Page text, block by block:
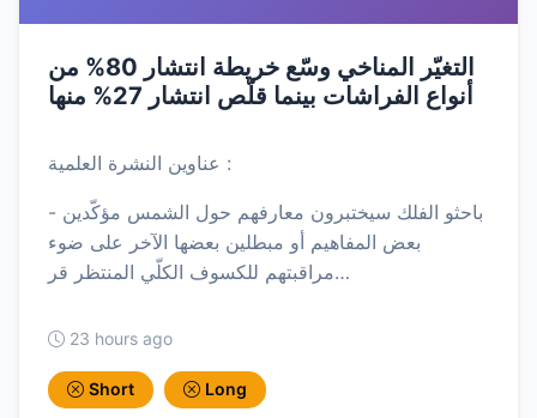
التغيّر المناخي وسّع خريطة انتشار 80% من
أنواع الفراشات بينما قلّص انتشار 27% منها
عناوين النشرة العلمية :
- باحثو الفلك سيختبرون معارفهم حول الشمس مؤكّدين
بعض المفاهيم أو مبطلين بعضها الآخر على ضوء
مراقبتهم للكسوف الكلّي المنتظر قر…
23 hours ago
Short Long